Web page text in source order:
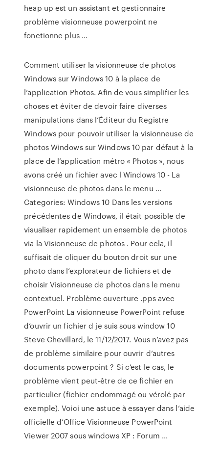
heap up est un assistant et gestionnaire
problème visionneuse powerpoint ne
fonctionne plus ...
Comment utiliser la visionneuse de photos
Windows sur Windows 10 à la place de
l’application Photos. Afin de vous simplifier les
choses et éviter de devoir faire diverses
manipulations dans l’Éditeur du Registre
Windows pour pouvoir utiliser la visionneuse de
photos Windows sur Windows 10 par défaut à la
place de l’application métro « Photos », nous
avons créé un fichier avec l Windows 10 - La
visionneuse de photos dans le menu ...
Categories: Windows 10 Dans les versions
précédentes de Windows, il était possible de
visualiser rapidement un ensemble de photos
via la Visionneuse de photos . Pour cela, il
suffisait de cliquer du bouton droit sur une
photo dans l’explorateur de fichiers et de
choisir Visionneuse de photos dans le menu
contextuel. Problème ouverture .pps avec
PowerPoint La visionneuse PowerPoint refuse
d’ouvrir un fichier d je suis sous window 10
Steve Chevillard, le 11/12/2017. Vous n’avez pas
de problème similaire pour ouvrir d’autres
documents powerpoint ? Si c’est le cas, le
problème vient peut-être de ce fichier en
particulier (fichier endommagé ou vérolé par
exemple). Voici une astuce à essayer dans l’aide
officielle d’Office Visionneuse PowerPoint
Viewer 2007 sous windows XP : Forum ...